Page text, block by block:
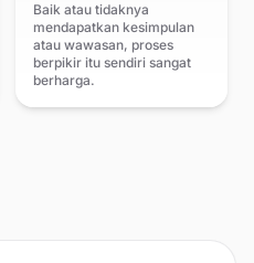
Baik atau tidaknya
mendapatkan kesimpulan
atau wawasan, proses
berpikir itu sendiri sangat
berharga.